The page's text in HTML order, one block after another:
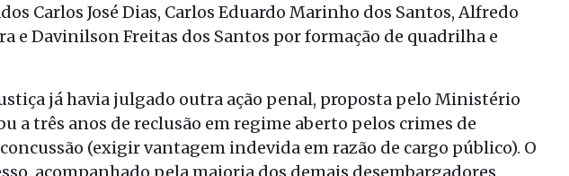
Carlos José Dias, Carlos Eduardo Marinho dos Santos, Alfredo
e Davinilson Freitas dos Santos por formação de quadrilha e
já havia julgado outra ação penal, proposta pelo Ministério
a três anos de reclusão em regime aberto pelos crimes de
(exigir vantagem indevida em razão de cargo público). O